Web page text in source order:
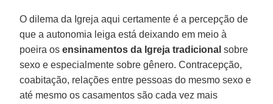
O dilema da Igreja aqui certamente é a percepção de
que a autonomia leiga está deixando em meio à
poeira osensinamentos da Igreja tradicional sobre
sexo e especialmente sobre gênero. Contracepção,
coabitação, relações entre pessoas do mesmo sexo e
até mesmo os casamentos são cada vez mais